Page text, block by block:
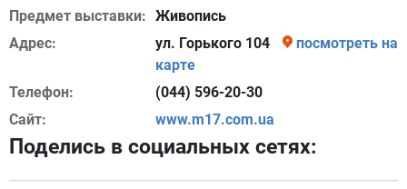
Предмет выставки: Живопись
Адрес:
ул. Горького 104
посмотреть на
карте
Телефон:
(044) 596-20-30
Сайт:
www.m17.com.ua
Поделись в социальных сетях: